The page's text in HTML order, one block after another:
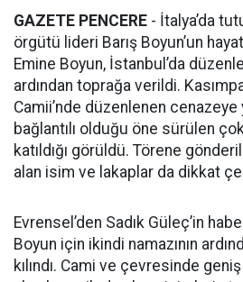
GAZETE PENCERE - İtalya’da
örgütü lideri Barış Boyun’un
Emine Boyun, İstanbul’da
ardından toprağa verildi.
Camii’nde düzenlenen cenazeye
bağlantılı olduğu öne sürülen
katıldığı görüldü. Törene
alan isim ve lakaplar da dikkat
Evrensel’den Sadık Güleç’in
Boyun için ikindi namazının
kılındı. Cami ve çevresinde